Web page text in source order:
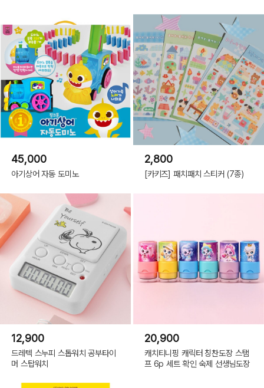
45,000
아기상어 자동 도미노
2,800
[카키즈] 패치패치 스티커 (7종)
12,900
드레텍 스누피 스톱워치 공부타이
머 스탑워치
20,900
캐치티니핑 캐릭터 칭찬도장 스탬
프 6p 세트 확인 숙제 선생님도장